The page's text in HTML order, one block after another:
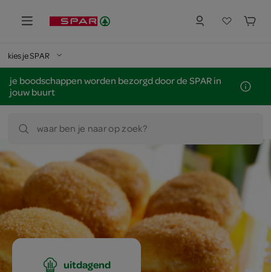
kies je SPAR
je boodschappen worden bezorgd door de SPAR in
jouw buurt
waar ben je naar op zoek?
uitdagend